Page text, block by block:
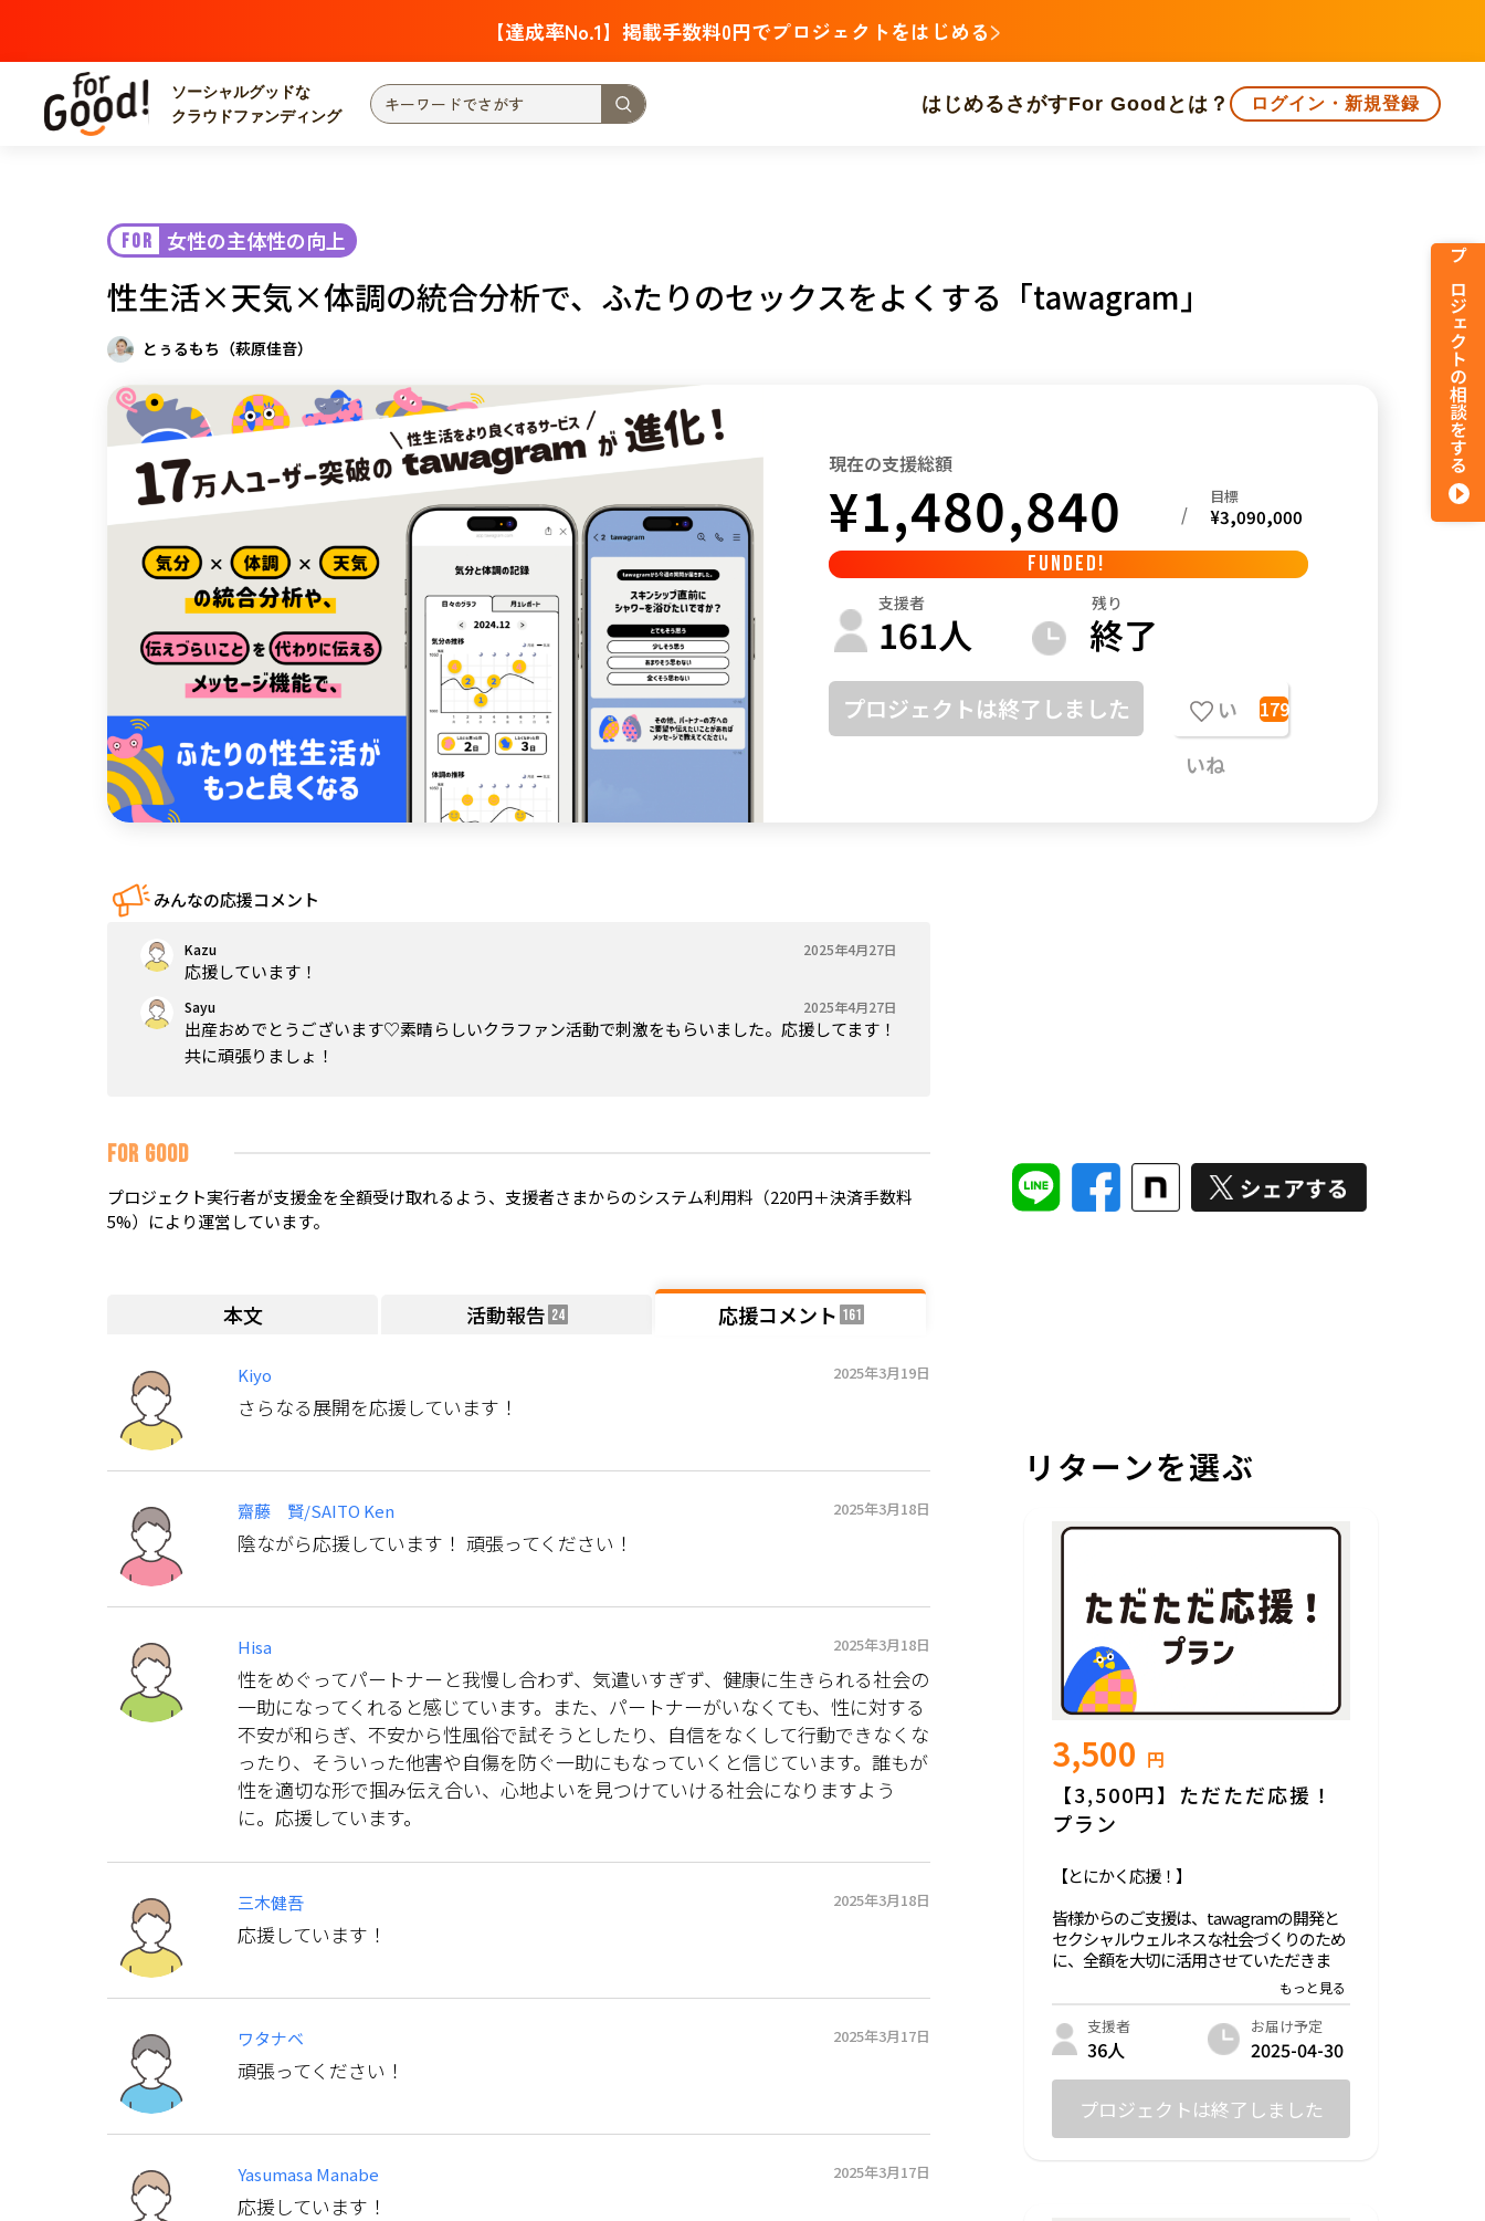
【達成率No.1】掲載手数料0円でプロジェクトをはじめる
ソーシャルグッドな
クラウドファンディング
はじめる さがすFor Goodとは？ ログイン・新規登録
カテゴリーからさがす
災害
社会貢献
地域からさがす
関東 栃木 群馬 埼玉
新潟 富山 石川 福井
近畿 三重 滋賀
鳥取 島根 岡山 広島 山口
四国 徳島 香川 愛媛 高知
九州・沖縄 福岡 佐賀 長崎 熊本 大分 鹿児島 沖縄
FOR 女性の主体性の向上
性生活×天気×体調の統合分析で、ふたりのセックスをよくする「tawagram」
とぅるもち（萩原佳音）
現在の支援総額
¥1,480,840 /
目標
¥3,090,000
FUNDED!
支援者
161人
残り
終了
プロジェクトは終了しました
い
いね
179
みんなの応援コメント
Kazu 2025年4月27日
応援しています！
Sayu 2025年4月27日
出産おめでとうございます♡素晴らしいクラファン活動で刺激をもらいました。応援してます！
共に頑張りましょ！
FOR GOOD
プロジェクト実行者が支援金を全額受け取れるよう、支援者さまからのシステム利用料（220円＋決済手数料
5%）により運営しています。
プロジェクトの相談をする
本文 活動報告 24 応援コメント 161
Kiyo 2025年3月19日
さらなる展開を応援しています！
齋藤 賢/SAITO Ken 2025年3月18日
陰ながら応援しています！ 頑張ってください！
Hisa 2025年3月18日
性をめぐってパートナーと我慢し合わず、気遣いすぎず、健康に生きられる社会の
一助になってくれると感じています。また、パートナーがいなくても、性に対する
不安が和らぎ、不安から性風俗で試そうとしたり、自信をなくして行動できなくな
ったり、そういった他害や自傷を防ぐ一助にもなっていくと信じています。誰もが
性を適切な形で掴み伝え合い、心地よいを見つけていける社会になりますよう
に。応援しています。
三木健吾 2025年3月18日
応援しています！
ワタナベ 2025年3月17日
頑張ってください！
Yasumasa Manabe 2025年3月17日
応援しています！
リターンを選ぶ
3,500 円
【3,500円】ただただ応援！
プラン
【とにかく応援！】
皆様からのご支援は、tawagramの開発と
セクシャルウェルネスな社会づくりのため
に、全額を大切に活用させていただきま
「主体的に生きる人を増やす」の実現に共
感いただいた方々に、開発メンバーから心
を込めた御礼メッセージをお送りします。
支援者
36人
お届け予定
2025-04-30
プロジェクトは終了しました